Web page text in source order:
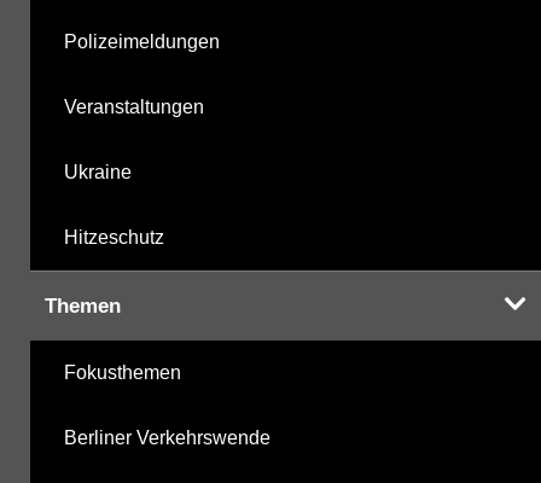
Polizeimeldungen
Veranstaltungen
Ukraine
Hitzeschutz
Themen
Fokusthemen
Berliner Verkehrswende